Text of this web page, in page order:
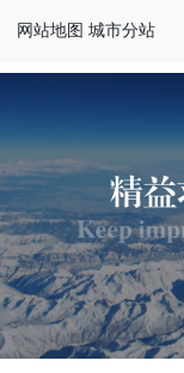
网站地图 城市分站